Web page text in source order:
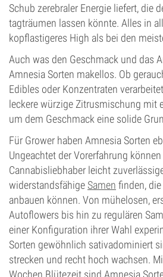
Schub zerebraler Energie liefert, die
tagträumen lassen könnte. Alles in
kopflastigeres High als bei den
Auch was den Geschmack und das
Amnesia Sorten makellos. Ob
Edibles oder Konzentraten
leckere würzige Zitrusmischung mit
um dem Geschmack eine solide
Für Grower haben Amnesia Sorten
Ungeachtet der Vorerfahrung
Cannabisliebhaber leicht
widerstandsfähige Samen finden,
anbauen können. Von mühelosen,
Autoflowers bis hin zu regulären
einer Konfiguration ihrer Wahl
Sorten gewöhnlich sativadominiert
strecken und recht hoch wachsen.
Wochen Blütezeit sind Amnesia